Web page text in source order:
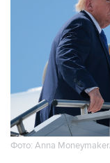
Фото: Anna